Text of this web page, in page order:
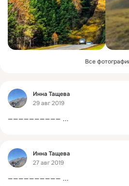
Все
Фид
Инна Тащева
29 авг 2019
—————————— ...
Фид
Инна Тащева
27 авг 2019
—————————— ...